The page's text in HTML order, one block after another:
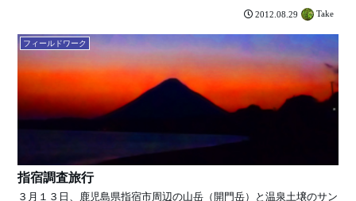
2012.08.29 Take
フィールドワーク
指宿調査旅行
３月１３日、鹿児島県指宿市周辺の山岳（開門岳）と温泉土壌のサン